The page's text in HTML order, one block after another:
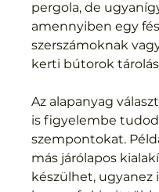
pergola, de
amennyiben egy
szerszámoknak
kerti bútorok
Az alapanyag
is figyelembe
szempontokat.
más járólapos
készülhet, ugyanez